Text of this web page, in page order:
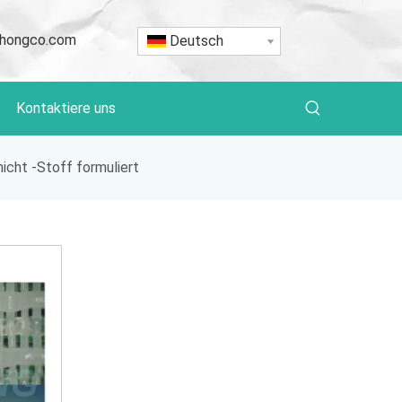
Deutsch
Kontaktiere uns
-Stoff formuliert